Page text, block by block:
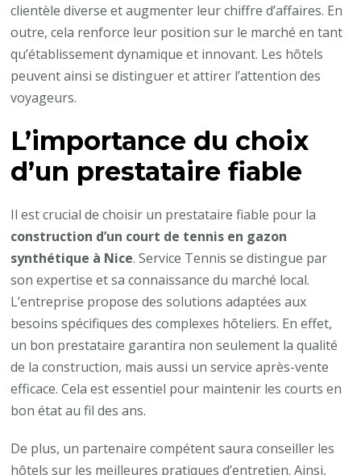
clientèle diverse et augmenter leur chiffre d’affaires. En
outre, cela renforce leur position sur le marché en tant
qu’établissement dynamique et innovant. Les hôtels
peuvent ainsi se distinguer et attirer l’attention des
voyageurs.
L’importance du choix
d’un prestataire fiable
Il est crucial de choisir un prestataire fiable pour la
construction d’un court de tennis en gazon
synthétique à Nice. Service Tennis se distingue par
son expertise et sa connaissance du marché local.
L’entreprise propose des solutions adaptées aux
besoins spécifiques des complexes hôteliers. En effet,
un bon prestataire garantira non seulement la qualité
de la construction, mais aussi un service après-vente
efficace. Cela est essentiel pour maintenir les courts en
bon état au fil des ans.
De plus, un partenaire compétent saura conseiller les
hôtels sur les meilleures pratiques d’entretien. Ainsi,